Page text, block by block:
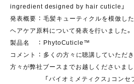
ingredient designed by hair cuticle」
発表概要 ： 毛髪キューティクルを模倣し
ヘアケア原料について発表を行いました。
製品名 ： PhytoCuticle™
コメント ： 多くの方々に聴講していただ
方々が弊社ブースまでお越しくださいまし
「バイオミメティクス」コンセプ